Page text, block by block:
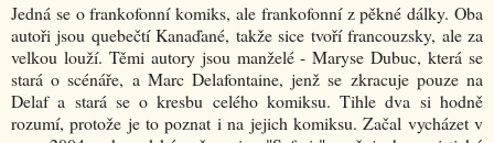
Jedná se o frankofonní komiks, ale frankofonní z pěkné dálky. Oba
autoři jsou quebečtí Kanaďané, takže sice tvoří francouzsky, ale za
velkou louží. Těmi autory jsou manželé - Maryse Dubuc, která se
stará o scénáře, a Marc Delafontaine, jenž se zkracuje pouze na
Delaf a stará se o kresbu celého komiksu. Tihle dva si hodně
rozumí, protože je to poznat i na jejich komiksu. Začal vycházet v